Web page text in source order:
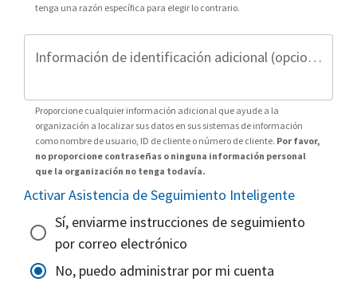
tenga una razón específica para elegir lo contrario.
Información de identificación adicional (opcional)
Proporcione cualquier información adicional que ayude a la
organización a localizar sus datos en sus sistemas de información
como nombre de usuario, ID de cliente o número de cliente. Por favor,
no proporcione contraseñas o ninguna información personal
que la organización no tenga todavía.
Activar Asistencia de Seguimiento Inteligente
Sí, enviarme instrucciones de seguimiento
por correo electrónico
No, puedo administrar por mi cuenta